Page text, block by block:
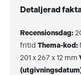
Detaljerad
Recensionsdag:
fritid Thema-kod:
201 x 267 x 12 mm